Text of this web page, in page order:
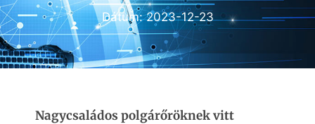
Dátum:2023-12-23
Nagycsaládos polgárőröknek vitt